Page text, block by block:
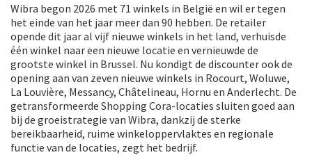
Wibra begon 2026 met 71 winkels in België en wil er tegen
het einde van het jaar meer dan 90 hebben. De retailer
opende dit jaar al vijf nieuwe winkels in het land, verhuisde
één winkel naar een nieuwe locatie en vernieuwde de
grootste winkel in Brussel. Nu kondigt de discounter ook de
opening aan van zeven nieuwe winkels in Rocourt, Woluwe,
La Louvière, Messancy, Châtelineau, Hornu en Anderlecht. De
getransformeerde Shopping Cora-locaties sluiten goed aan
bij de groeistrategie van Wibra, dankzij de sterke
bereikbaarheid, ruime winkeloppervlaktes en regionale
functie van de locaties, zegt het bedrijf.